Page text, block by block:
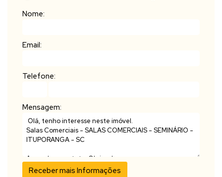
Nome:
Email:
Telefone:
Mensagem: